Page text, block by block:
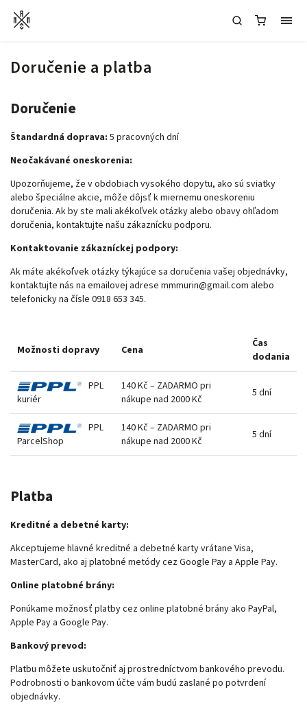
Doručenie a platba
Doručenie
Štandardná doprava: 5 pracovných dní
Neočakávané oneskorenia:
Upozorňujeme, že v obdobiach vysokého dopytu, ako sú sviatky
alebo špeciálne akcie, môže dôjsť k miernemu oneskoreniu
doručenia. Ak by ste mali akékoľvek otázky alebo obavy ohľadom
doručenia, kontaktujte našu zákaznícku podporu.
Kontaktovanie zákazníckej podpory:
Ak máte akékoľvek otázky týkajúce sa doručenia vašej objednávky,
kontaktujte nás na emailovej adrese mmmurin@gmail.com alebo
telefonicky na čísle 0918 653 345.
Možnosti dopravy Cena
Čas
dodania
PPL
kuriér
140 Kč – ZADARMO pri
nákupe nad 2000 Kč
5 dní
PPL
ParcelShop
140 Kč – ZADARMO pri
nákupe nad 2000 Kč
5 dní
Platba
Kreditné a debetné karty:
Akceptujeme hlavné kreditné a debetné karty vrátane Visa,
MasterCard, ako aj platobné metódy cez Google Pay a Apple Pay.
Online platobné brány:
Ponúkame možnosť platby cez online platobné brány ako PayPal,
Apple Pay a Google Pay.
Bankový prevod:
Platbu môžete uskutočniť aj prostredníctvom bankového prevodu.
Podrobnosti o bankovom účte vám budú zaslané po potvrdení
objednávky.